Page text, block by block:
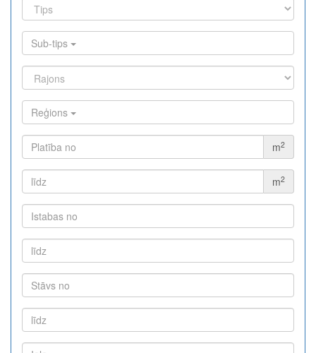
Sub-tips
Reģions
m2
m2